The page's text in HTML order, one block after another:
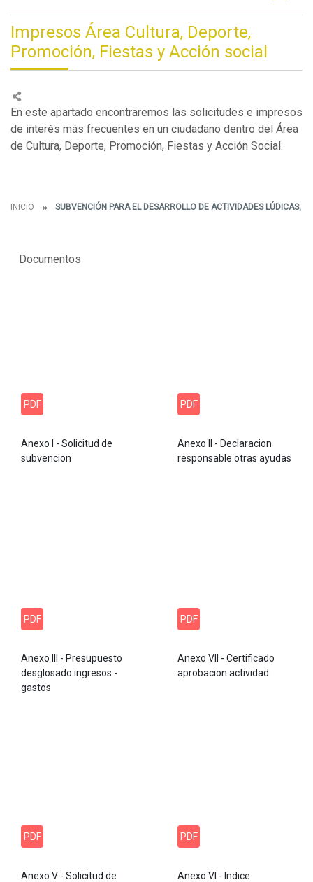
Impresos Área Cultura, Deporte,
Promoción, Fiestas y Acción social
En este apartado encontraremos las solicitudes e impresos
de interés más frecuentes en un ciudadano dentro del Área
de Cultura, Deporte, Promoción, Fiestas y Acción Social.
INICIO SUBVENCIÓN PARA EL DESARROLLO DE ACTIVIDADES LÚDICAS,
Documentos
PDF
Anexo I - Solicitud de
subvencion
PDF
Anexo II - Declaracion
responsable otras ayudas
PDF
Anexo III - Presupuesto
desglosado ingresos -
gastos
PDF
Anexo VII - Certificado
aprobacion actividad
PDF
Anexo V - Solicitud de
PDF
Anexo VI - Indice